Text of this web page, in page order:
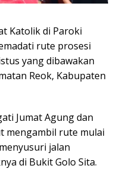
Katolik di Paroki
rute prosesi
yang dibawakan
Reok, Kabupaten
Jumat Agung dan
mengambil rute mulai
jalan
di Bukit Golo Sita.